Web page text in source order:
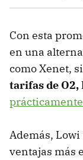
Con esta
en una
como Xenet,
tarifas de O2,
Además,
ventajas más